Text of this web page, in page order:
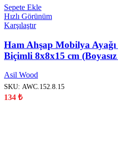
Sepete Ekle
Hızlı Görünüm
Karşılaştır
Ham Ahşap Mobilya
Biçimli 8x8x15 cm
Asil Wood
SKU: AWC.152.8.15
134 ₺